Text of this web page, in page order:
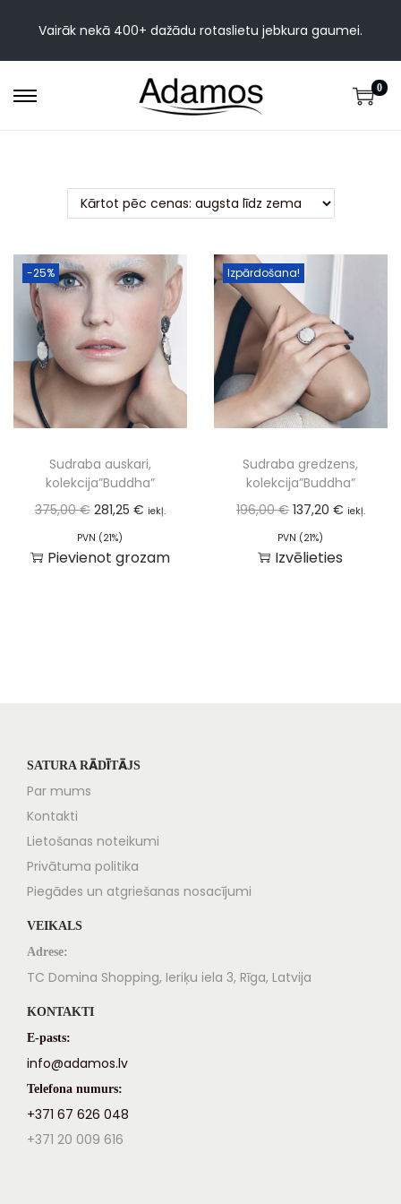
Vairāk nekā 400+ dažādu rotaslietu jebkura gaumei.
0
-25%
Sudraba auskari,
kolekcija”Buddha”
375,00€ 281,25 € iekļ.
PVN (21%)
Pievienot grozam
Izpārdošana!
Sudraba gredzens,
kolekcija”Buddha”
196,00€ 137,20 € iekļ.
PVN (21%)
Izvēlieties
SATURA RĀDĪTĀJS
Par mums
Kontakti
Lietošanas noteikumi
Privātuma politika
Piegādes un atgriešanas nosacījumi
VEIKALS
Adrese:
TC Domina Shopping, Ieriķu iela 3, Rīga, Latvija
KONTAKTI
E-pasts:
info@adamos.lv
Telefona numurs:
+371 67 626 048
+371 20 009 616